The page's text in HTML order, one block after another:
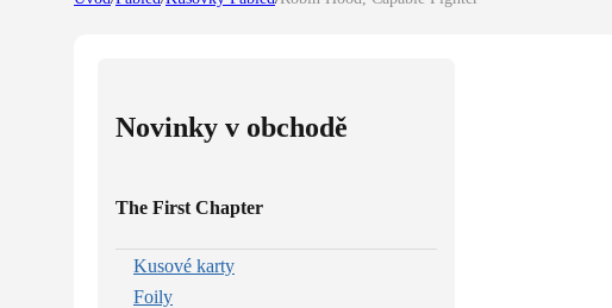
Novinky v obchodě
The First Chapter
Kusové karty
Foily